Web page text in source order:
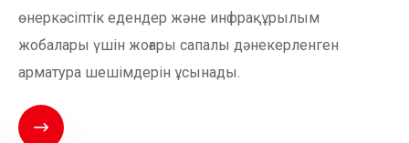
өнеркәсіптік едендер және инфрақұрылым
жобалары үшін жоғары сапалы дәнекерленген
арматура шешімдерін ұсынады.
